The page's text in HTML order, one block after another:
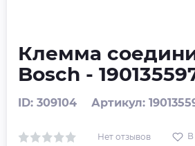
Клемма
Bosch -
ID: 309104 Артикул:
Нет отзывов В